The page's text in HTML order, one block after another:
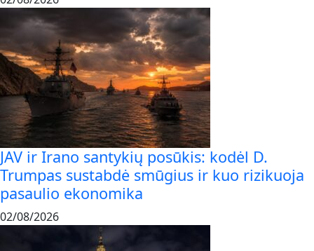
JAV ir Irano santykių posūkis: kodėl D.
Trumpas sustabdė smūgius ir kuo rizikuoja
pasaulio ekonomika
02/08/2026